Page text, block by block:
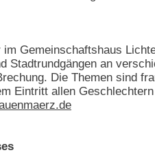
Gemeinschaftshaus
Stadtrundgängen an
Die Themen sind
Eintritt allen